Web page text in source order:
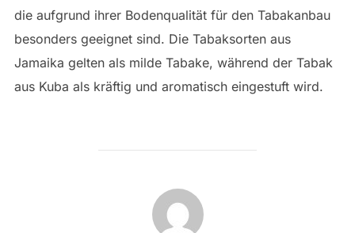
die aufgrund ihrer Bodenqualität für den Tabakanbau
besonders geeignet sind. Die Tabaksorten aus
Jamaika gelten als milde Tabake, während der Tabak
aus Kuba als kräftig und aromatisch eingestuft wird.
POST AUTHOR